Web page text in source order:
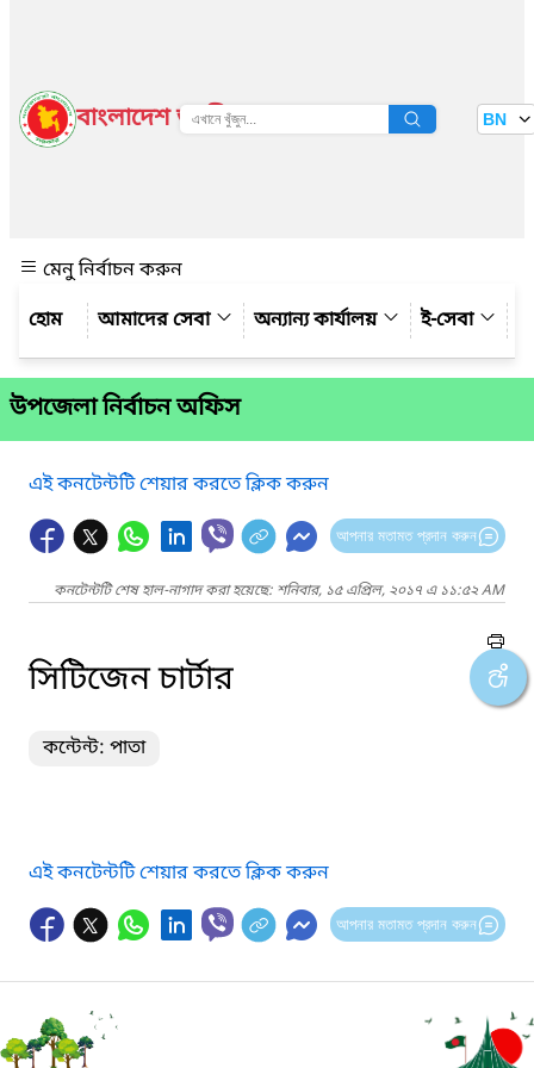
বাংলাদেশ জাতীয় তথ্য বাতায়ন BN
মেনু নির্বাচন করুন
আমাদের সেবা
অন্যান্য কার্যালয় ই-সেবা
উপজেলা নির্বাচন অফিস
এই কনটেন্টটি শেয়ার করতে ক্লিক করুন
আপনার মতামত প্রদান করুন
কনটেন্টটি শেষ হাল-নাগাদ করা হয়েছে: শনিবার, ১৫ এপ্রিল, ২০১৭ এ ১১:৫২ AM
সিটিজেন চার্টার
কন্টেন্ট: পাতা
এই কনটেন্টটি শেয়ার করতে ক্লিক করুন
আপনার মতামত প্রদান করুন